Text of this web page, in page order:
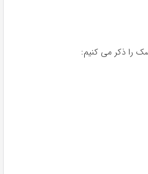
را ذکر می کنیم: